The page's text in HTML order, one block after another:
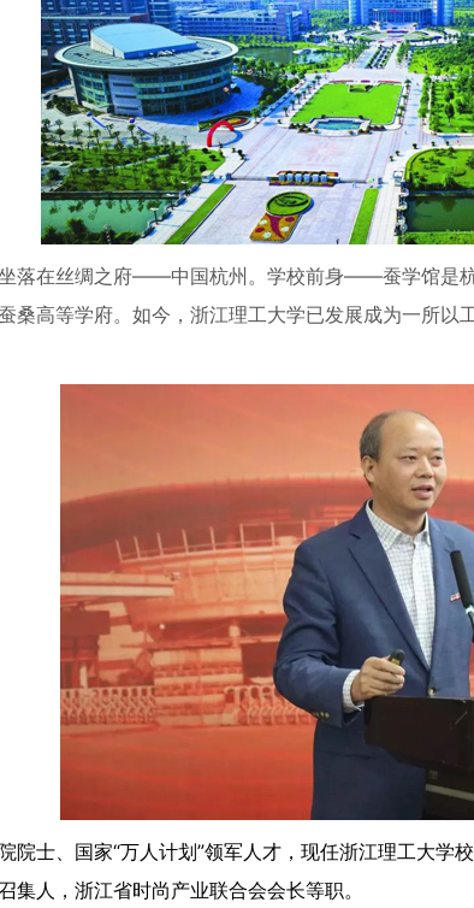
落在丝绸之府——中国杭州。学校前身——蚕学馆是
桑高等学府。如今，浙江理工大学已发展成为一所
院士、国家“万人计划”领军人才，现任浙江理工大
人，浙江省时尚产业联合会会长等职。